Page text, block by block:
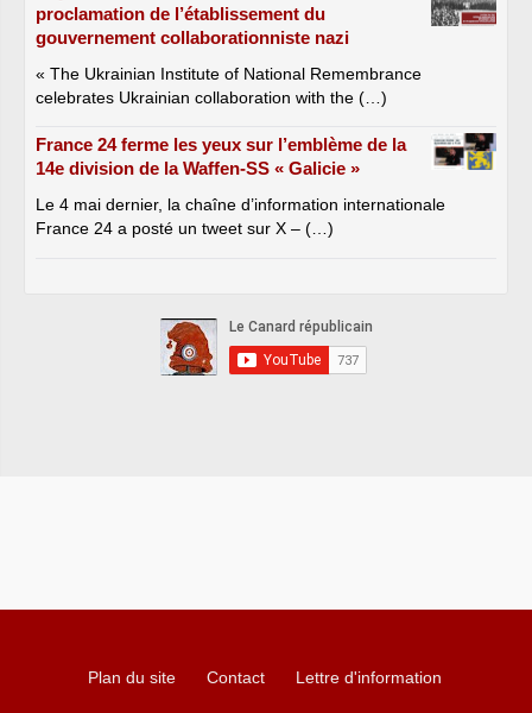
proclamation de l’établissement du
gouvernement collaborationniste nazi
« The Ukrainian Institute of National Remembrance
celebrates Ukrainian collaboration with the (…)
France 24 ferme les yeux sur l’emblème de la
14e division de la Waffen-SS « Galicie »
Le 4 mai dernier, la chaîne d’information internationale
France 24 a posté un tweet sur X – (…)
Plan du site Contact Lettre d'information